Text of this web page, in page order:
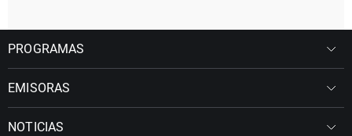
PROGRAMAS
EMISORAS
NOTICIAS